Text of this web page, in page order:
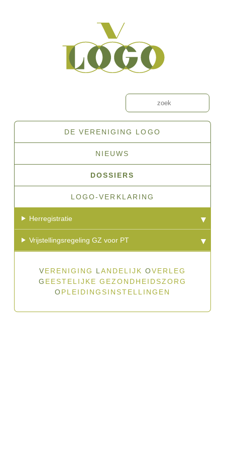
Zoeken
HoofdnavigatieDE VERENIGING LOGO
NIEUWS
DOSSIERS
LOGO-VERKLARING
Herregistratie
Vrijstellingsregeling GZ voor PT
VERENIGING L ANDELIJKOVERLEG
G EESTELIJKE GEZONDHEIDSZORG
OPLEIDINGSINSTELLINGEN